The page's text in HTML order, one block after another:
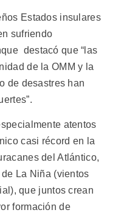
Estados insulares
sufriendo
destacó que “las
de la OMM y la
de desastres han
atentos
casi récord en la
del Atlántico,
La Niña (vientos
que juntos crean
formación de